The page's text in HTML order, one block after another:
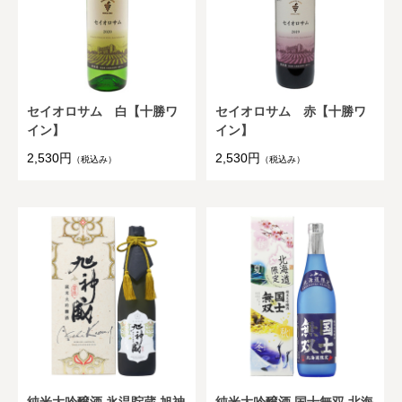
セイオロサム 白【十勝ワ
イン】
2,530円 （税込み）
セイオロサム 赤【十勝ワ
イン】
2,530円
（税込み）